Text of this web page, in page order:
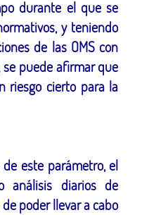
durante el que se
y teniendo
de las OMS con
puede afirmar que
riesgo cierto para la
este parámetro, el
análisis diarios de
poder llevar a cabo